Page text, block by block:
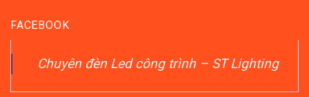
FACEBOOK
Chuyên đèn Led công trình – ST Lighting